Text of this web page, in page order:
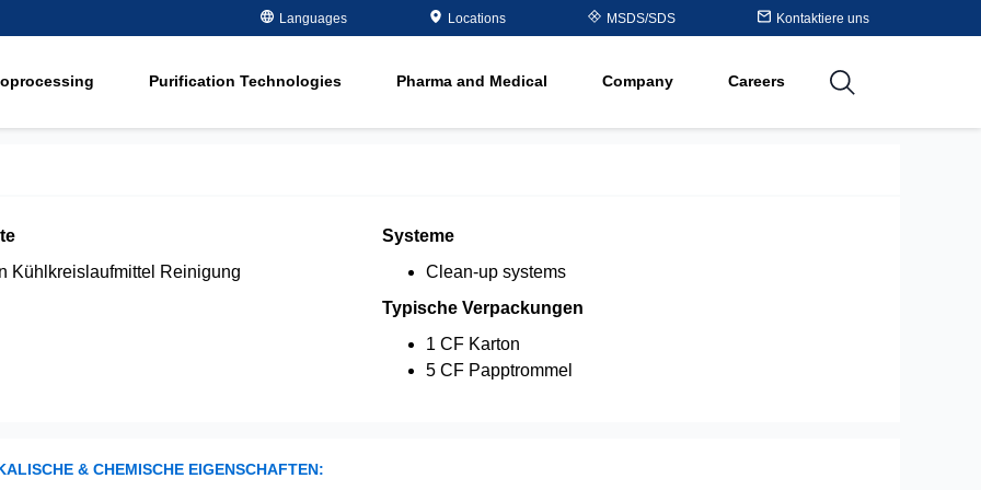
Languages Locations MSDS/SDS Kontaktiere uns
Purification Technologies Pharma and Medical Company Careers
Oil and Gas
Potable and Groundwater
Recovery
Softening
Water Purity Solutions
Table
Kühlkreislaufmittel Reinigung
Systeme
Clean-up systems
Typische Verpackungen
1 CF Karton
5 CF Papptrommel
& CHEMISCHE EIGENSCHAFTEN: